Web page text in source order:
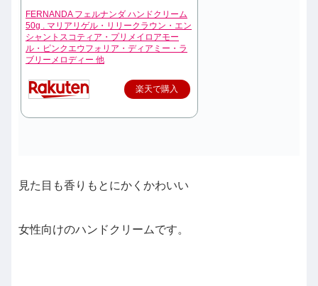
FERNANDA フェルナンダ ハンドクリーム
50g . マリアリゲル・リリークラウン・エン
シャントスコティア・プリメイロアモー
ル・ピンクエウフォリア・ディアミー・ラ
ブリーメロディー 他
楽天で購入
見た目も香りもとにかくかわいい
女性向けのハンドクリームです。